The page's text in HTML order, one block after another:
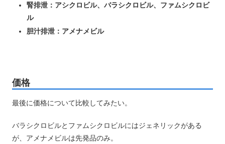
腎排泄：アシクロビル、バラシクロビル、ファムシクロビ
ル
胆汁排泄：アメナメビル
価格
最後に価格について比較してみたい。
バラシクロビルとファムシクロビルにはジェネリックがある
が、アメナメビルは先発品のみ。